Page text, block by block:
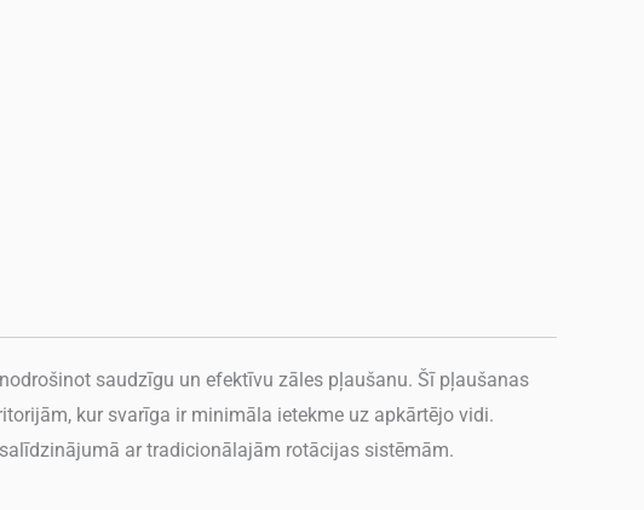
saudzīgu un efektīvu zāles pļaušanu. Šī pļaušanas
kur svarīga ir minimāla ietekme uz apkārtējo vidi.
ar tradicionālajām rotācijas sistēmām.